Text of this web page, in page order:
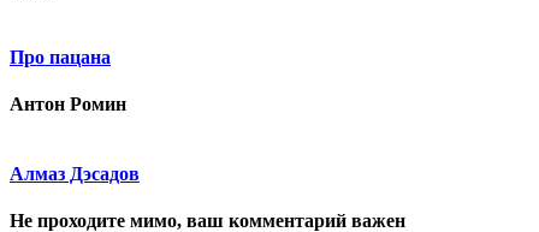
Про пацана
Антон Ромин
Алмаз Дэсадов
Не проходите мимо, ваш комментарий важен